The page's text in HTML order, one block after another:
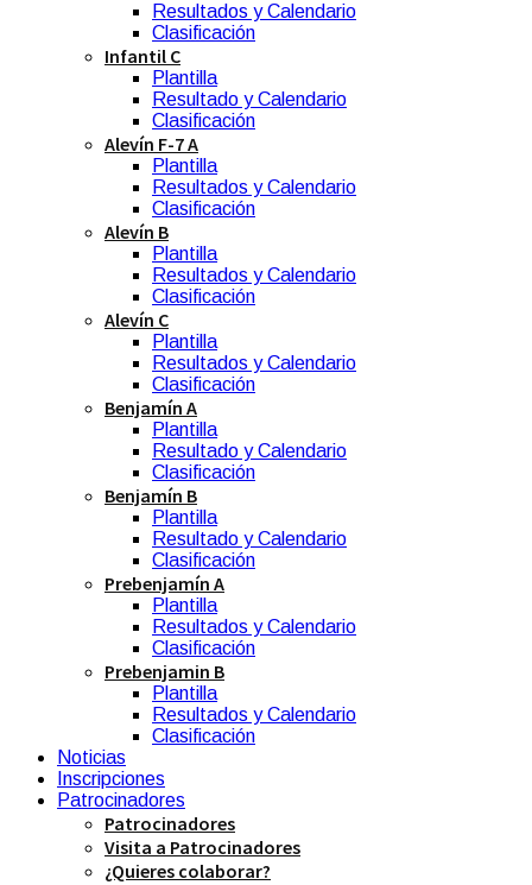
Resultados y Calendario
Clasificación
Infantil C
Plantilla
Resultado y Calendario
Clasificación
Alevín F-7 A
Plantilla
Resultados y Calendario
Clasificación
Alevín B
Plantilla
Resultados y Calendario
Clasificación
Alevín C
Plantilla
Resultados y Calendario
Clasificación
Benjamín A
Plantilla
Resultado y Calendario
Clasificación
Benjamín B
Plantilla
Resultado y Calendario
Clasificación
Prebenjamín A
Plantilla
Resultados y Calendario
Clasificación
Prebenjamin B
Plantilla
Resultados y Calendario
Clasificación
Noticias
Inscripciones
Patrocinadores
Patrocinadores
Visita a Patrocinadores
¿Quieres colaborar?